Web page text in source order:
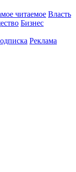
читаемое Власть
Бизнес
Реклама